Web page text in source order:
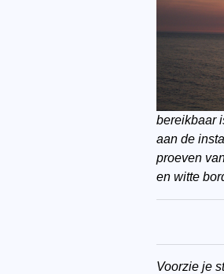
bereikbaar
aan de
proeven
en witte
Voorzie je